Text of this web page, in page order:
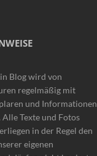
Blog wird von
regelmäßig mit
und Informationen
Texte und Fotos
in der Regel den
eigenen